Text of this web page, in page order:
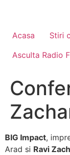
Acasa Stiri
Asculta Radio
BIG Impact,
Arad si Ravi